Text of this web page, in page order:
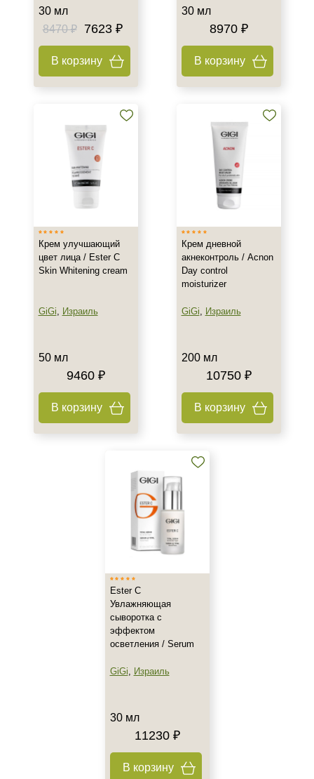
30 мл
8470 ₽
7623 ₽
В корзину
30 мл
8970 ₽
В корзину
Крем улучшающий
цвет лица / Ester C
Skin Whitening cream
GiGi, Израиль
50 мл
9460 ₽
В корзину
Крем дневной
акнеконтроль / Acnon
Day control
moisturizer
GiGi, Израиль
200 мл
10750 ₽
В корзину
Ester C
Увлажняющая
сыворотка с
эффектом
осветления / Serum
GiGi, Израиль
30 мл
11230 ₽
В корзину